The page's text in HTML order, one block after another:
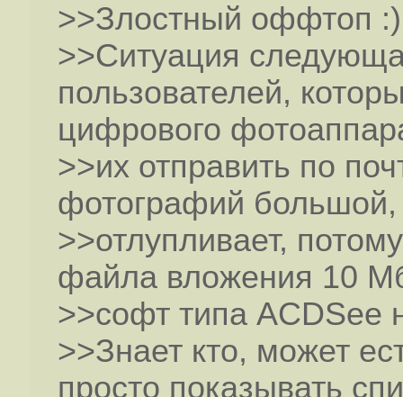
>>Злостный оффтоп :)
>>Ситуация
пользователей,
цифрового
>>их отправить по
фотографий
>>отлупливает,
файла вложения 10
>>софт типа ACDSee
>>Знает кто, может
просто показывать